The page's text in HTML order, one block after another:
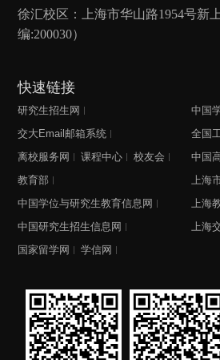
徐汇校区：上海市华山路1954号新
编:200030）
快速链接
研究生招生网
交大Email邮箱系统
离校服务网
课程中心
校友会
教育部
中国学位与研究生教育信息网
中国研究生招生信息网
国家留学网
学信网
中国
全国
中国
上海
上海
上海